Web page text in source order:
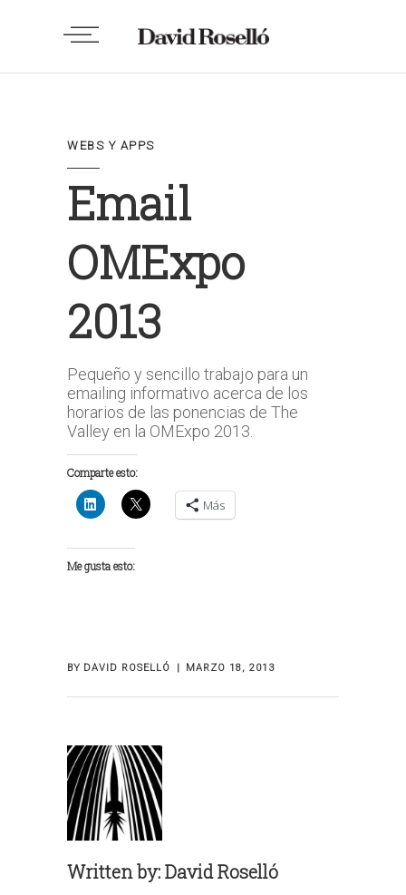
WEBS Y APPS
Email
OMExpo
2013
Pequeño y sencillo trabajo para un
emailing informativo acerca de los
horarios de las ponencias de The
Valley en la OMExpo 2013.
Comparte esto:
Más
Me gusta esto:
BY DAVID ROSELLÓ MARZO 18, 2013
Written by:David Roselló